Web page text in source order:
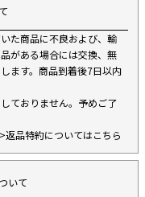
た商品に不良および、輸
がある場合には交換、無
ます。商品到着後7日以内
ておりません。予めご了
>返品特約についてはこちら
いて